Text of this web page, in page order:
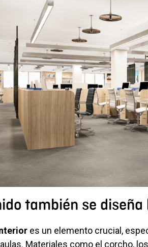
también se diseña
es un elemento crucial,
Materiales como el corcho,